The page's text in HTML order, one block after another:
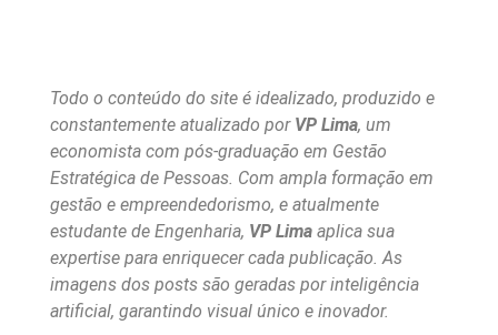
Todo o conteúdo do site é idealizado, produzido e
constantemente atualizado por VP Lima, um
economista com pós-graduação em Gestão
Estratégica de Pessoas. Com ampla formação em
gestão e empreendedorismo, e atualmente
estudante de Engenharia, VP Lima aplica sua
expertise para enriquecer cada publicação. As
imagens dos posts são geradas por inteligência
artificial, garantindo visual único e inovador.